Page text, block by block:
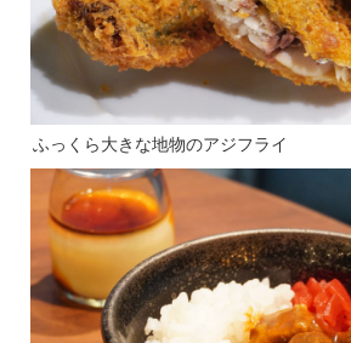
ふっくら大きな地物のアジフライ